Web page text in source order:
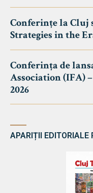
Conferințe la Cluj
Strategies in the
Conferința de
Association (IFA)
2026
APARIȚII EDITORIALE